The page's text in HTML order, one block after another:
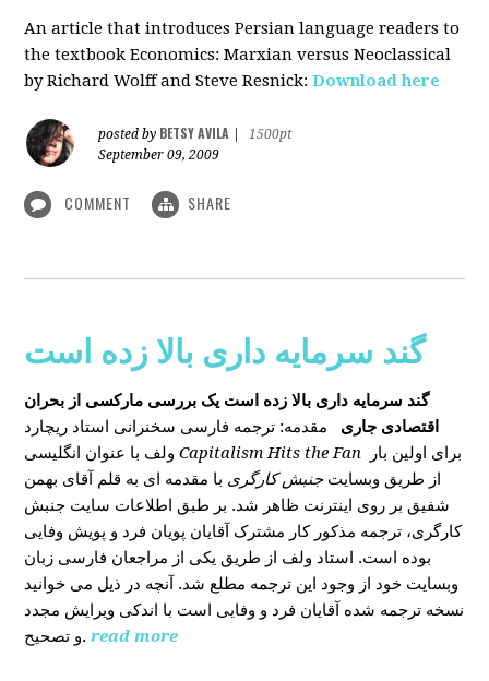
An article that introduces Persian language readers to
the textbook Economics: Marxian versus Neoclassical
by Richard Wolff and Steve Resnick:Download here
posted by BETSY AVILA
1500pt
September 09, 2009
COMMENT SHARE
گند سرمایه داری بالا زده است
گند سرمایه داری بالا زده است یک بررسی مارکسی از بحران
اقتصادی جاری
مقدمه: ترجمه فارسی سخنرانی استاد ریچارد
ولف با عنوان انگلیسیCapitalism Hits the Fan
از طریق وبسایتجنبش کارگری با مقدمه ای به قلم آقای بهمن
شفیق بر روی اینترنت ظاهر شد. بر طبق اطلاعات سایت جنبش
کارگری، ترجمه مذکور کار مشترک آقایان پویان فرد و پویش وفایی
بوده است. استاد ولف از طریق یکی از مراجعان فارسی زبان
وبسایت خود از وجود این ترجمه مطلع شد. آنچه در ذیل می خوانید
نسخه ترجمه شده آقایان فرد و وفایی است با اندکی ویرایش مجدد
و تصحیح. read more